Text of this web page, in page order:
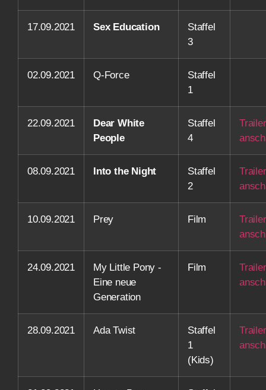
17.09.2021 Sex Education
Staffel
3
02.09.2021 Q-Force
Staffel
1
22.09.2021
Dear White
People
Staffel
4
Trailer
08.09.2021 Into the Night
Staffel
2
Trailer
10.09.2021 Prey Film
Trailer
24.09.2021
My Little Pony -
Eine neue
Generation
Film
Trailer
28.09.2021 Ada Twist
Staffel
1
(Kids)
Trailer